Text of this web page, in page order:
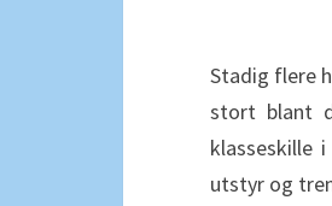
Stadig flere
stort blant
klasseskille
utstyr og